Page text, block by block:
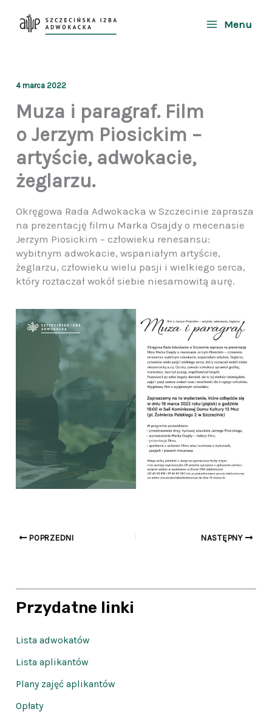
Menu
4 marca 2022
Muza i paragraf. Film
o Jerzym Piosickim –
artyście, adwokacie,
żeglarzu.
Okręgowa Rada Adwokacka w Szczecinie zaprasza
na prezentację filmu Marka Osajdy o mecenasie
Jerzym Piosickim – człowieku renesansu:
wybitnym adwokacie, wspaniałym artyście,
żeglarzu, człowieku wielu pasji i wielkiego serca,
który roztaczał wokół siebie niesamowitą aurę.
POPRZEDNI NASTĘPNY
Przydatne linki
Lista adwokatów
Lista aplikantów
Plany zajęć aplikantów
Opłaty